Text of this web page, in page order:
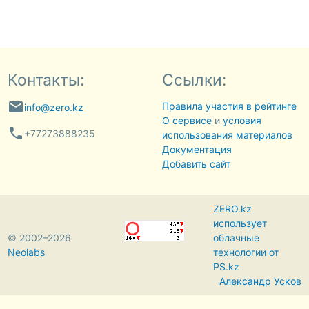
Контакты:
emailinfo@zero.kz
phone +77273888235
Ссылки:
Правила участия в рейтинге
О сервисеи условия
использования материалов
Документация
Добавить сайт
© 2002–2026
Neolabs
ZERO.kz
использует
облачные
технологии от
PS.kz
Александр Усков